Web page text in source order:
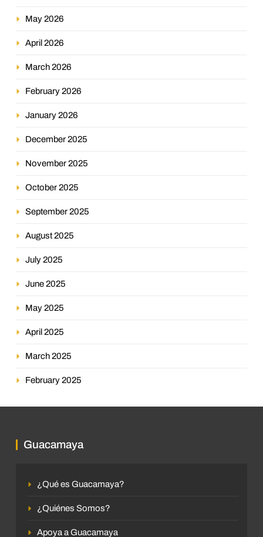
May 2026
April 2026
March 2026
February 2026
January 2026
December 2025
November 2025
October 2025
September 2025
August 2025
July 2025
June 2025
May 2025
April 2025
March 2025
February 2025
Guacamaya
¿Qué es Guacamaya?
¿Quiénes Somos?
Apoya a Guacamaya